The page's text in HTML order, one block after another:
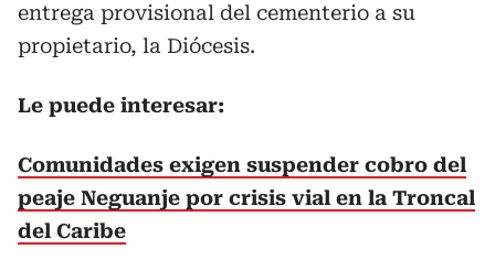
entrega provisional del cementerio a su
propietario, la Diócesis.
Le puede interesar:
Comunidades exigen suspender cobro del
peaje Neguanje por crisis vial en la Troncal
del Caribe